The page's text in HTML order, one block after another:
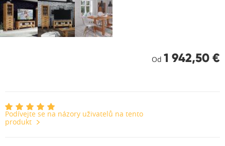
Od 1 942,50 €
Podívejte se na názory uživatelů na tento
produkt